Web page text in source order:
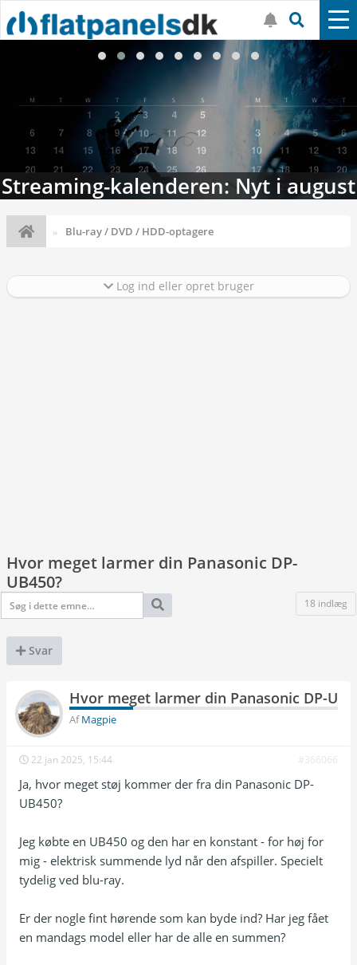
Streaming-kalenderen: Nyt i august
Blu-ray / DVD / HDD-optagere
Log ind eller opret bruger
Hvor meget larmer din Panasonic DP-
UB450?
18 indlæg
Svar
Hvor meget larmer din Panasonic DP-
AfMagpie
22 jan 2025, 15:44 #366066
Ja, hvor meget støj kommer der fra din Panasonic DP-
UB450?
Jeg købte en UB450 og den har en konstant - for høj for
mig - elektrisk summende lyd når den afspiller. Specielt
tydelig ved blu-ray.
Er der nogle fint hørende som kan byde ind? Har jeg fået
en mandags model eller har de alle en summen?